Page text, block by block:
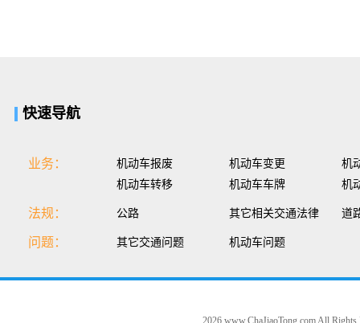
快速导航
业务： 机动车报废 机动车变更
机
机动车转移
机动车车牌 机
法规： 公路 其它相关交通法律 道
问题： 其它交通问题 机动车问题
2026 www.ChaJiaoTong.com All Rights